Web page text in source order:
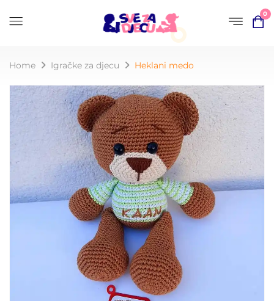
0
Home Igračke za djecu Heklani medo